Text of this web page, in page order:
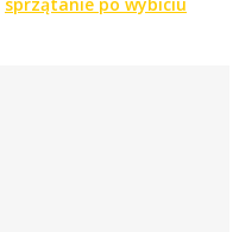
sprzątanie po wybiciu